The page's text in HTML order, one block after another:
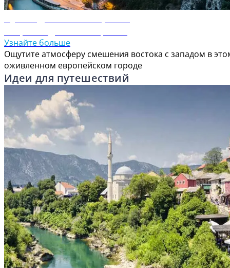
Узнайте больше
Ощутите атмосферу смешения востока с западом в
оживленном европейском городе
Идеи для путешествий